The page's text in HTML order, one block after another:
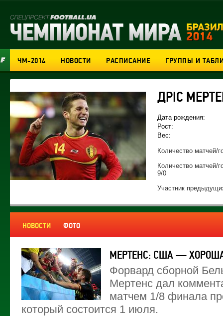
ЧМ-2014 НОВОСТИ РАСПИСАНИЕ ГРУППЫ И
ДРІС
Дата рождения:
Рост:
Вес:
Количество матчей/
Количество матчей/
9/0
Участник
НОВОСТИ ФОТО
МЕРТЕНС: США —
Форвард сборной
Мертенс дал
матчем 1/8 финала
который состоится 1 июля.